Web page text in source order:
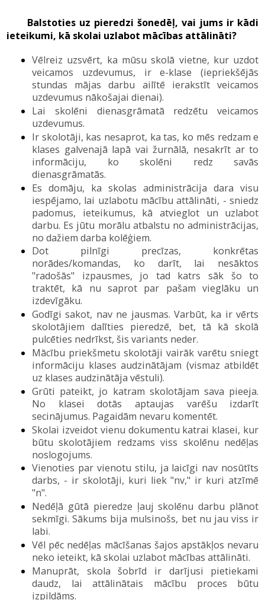
Balstoties uz pieredzi šonedēļ, vai jums ir kādi
ieteikumi, kā skolai uzlabot mācības attālināti?
Vēlreiz uzsvērt, ka mūsu skolā vietne, kur uzdot
veicamos uzdevumus, ir e-klase (iepriekšējās
stundas mājas darbu ailītē ierakstīt veicamos
uzdevumus nākošajai dienai).
Lai skolēni dienasgrāmatā redzētu veicamos
uzdevumus.
Ir skolotāji, kas nesaprot, ka tas, ko mēs redzam e
klases galvenajā lapā vai žurnālā, nesakrīt ar to
informāciju, ko skolēni redz savās
dienasgrāmatās.
Es domāju, ka skolas administrācija dara visu
iespējamo, lai uzlabotu mācību attālināti, - sniedz
padomus, ieteikumus, kā atvieglot un uzlabot
darbu. Es jūtu morālu atbalstu no administrācijas,
no dažiem darba kolēģiem.
Dot pilnīgi precīzas,
konkrētas
norādes/komandas,
ko darīt,
lai nesāktos
"radošās" izpausmes,
jo tad katrs sāk šo to
traktēt, kā nu saprot par pašam vieglāku un
izdevīgāku.
Godīgi sakot, nav ne jausmas. Varbūt, ka ir vērts
skolotājiem dalīties pieredzē, bet, tā kā skolā
pulcēties nedrīkst, šis variants neder.
Mācību priekšmetu skolotāji vairāk varētu sniegt
informāciju klases audzinātājam (vismaz atbildēt
uz klases audzinātāja vēstuli).
Grūti pateikt, jo katram skolotājam sava pieeja.
No klasei dotās aptaujas varēšu izdarīt
secinājumus. Pagaidām nevaru komentēt.
Skolai izveidot vienu dokumentu katrai klasei, kur
būtu skolotājiem redzams viss skolēnu nedēļas
noslogojums.
Vienoties par vienotu stilu, ja laicīgi nav nosūtīts
darbs, - ir skolotāji, kuri liek "nv," ir kuri atzīmē
"n".
Nedēļā gūtā pieredze ļauj skolēnu darbu plānot
sekmīgi. Sākums bija mulsinošs, bet nu jau viss ir
labi.
Vēl pēc nedēļas mācīšanas šajos apstākļos nevaru
neko ieteikt, kā skolai uzlabot mācības attālināti.
Manuprāt, skola šobrīd ir darījusi pietiekami
daudz, lai attālinātais mācību proces būtu
izpildāms.